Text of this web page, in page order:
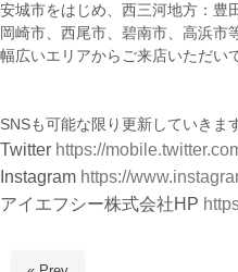
安城市をはじめ、西三河地方：豊
岡崎市、西尾市、碧南市、高浜市
幅広いエリアからご来店いただい
SNSも可能な限り更新していきま
Twitter https://
Instagram https://
アイエフシー株式会社HP